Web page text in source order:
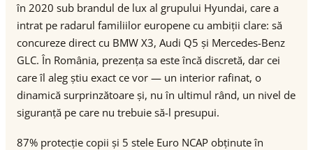
în 2020 sub brandul de lux al grupului Hyundai, care a
intrat pe radarul familiilor europene cu ambiții clare: să
concureze direct cu BMW X3, Audi Q5 și Mercedes-Benz
GLC. În România, prezența sa este încă discretă, dar cei
care îl aleg știu exact ce vor — un interior rafinat, o
dinamică surprinzătoare și, nu în ultimul rând, un nivel de
siguranță pe care nu trebuie să-l presupui.
87% protecție copii și 5 stele Euro NCAP obținute în